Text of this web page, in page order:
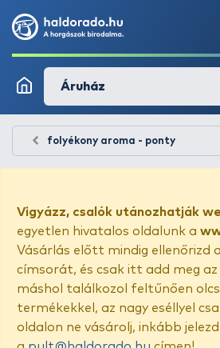
Áruház
folyékony aroma - ponty
Vigyázz, csalók utánozhatják
egyetlen hivatalos oldalunk a
Vásárlás előtt mindig ellenőrizd
címsorát, és csak itt add meg
máshol találkozol feltűnően
termékekkel, az nagy eséllyel
oldalon ne vásárolj, inkább